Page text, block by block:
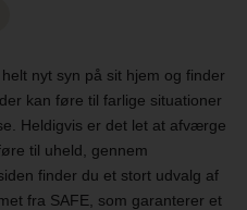
nyt syn på sit hjem og finder
kan føre til farlige situationer
Heldigvis er det let at afværge
til uheld, gennem
finder du et stort udvalg af
fra SAFE, som garanterer et